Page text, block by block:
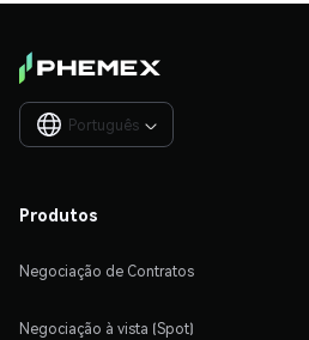
Português 
Produtos
Negociação de Contratos
Negociação à vista (Spot)